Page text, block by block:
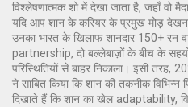
विश्लेषणात्मक शो में देखा जाता है, जहाँ वो
यदि आप शान के करियर के प्रमुख मोड़
उनका भारत के खिलाफ शानदार 150+ रन
partnership, दो बल्लेबाज़ों के बीच के
परिस्थितियों से बाहर निकाला। इसी तरह,
ने साबित किया कि शान की तकनीक
दिखाते हैं कि शान का खेल adaptability,